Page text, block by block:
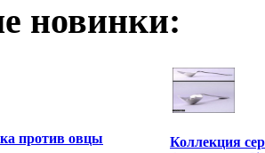
новинки:
против овцы
Коллекция